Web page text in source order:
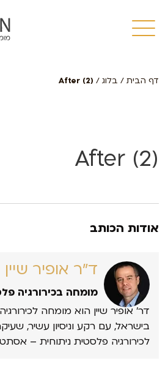
דף הבית / בלוג /
After (2)
After (2)
אודות הכותב
ד״ר אופיר שיין
מומחה בכירורגיה
דר’ אופיר שיין הוא מומחה
בישראל, עם רקע וניסיון עשיר,
לכירורגיה פלסטית ניתוחית –